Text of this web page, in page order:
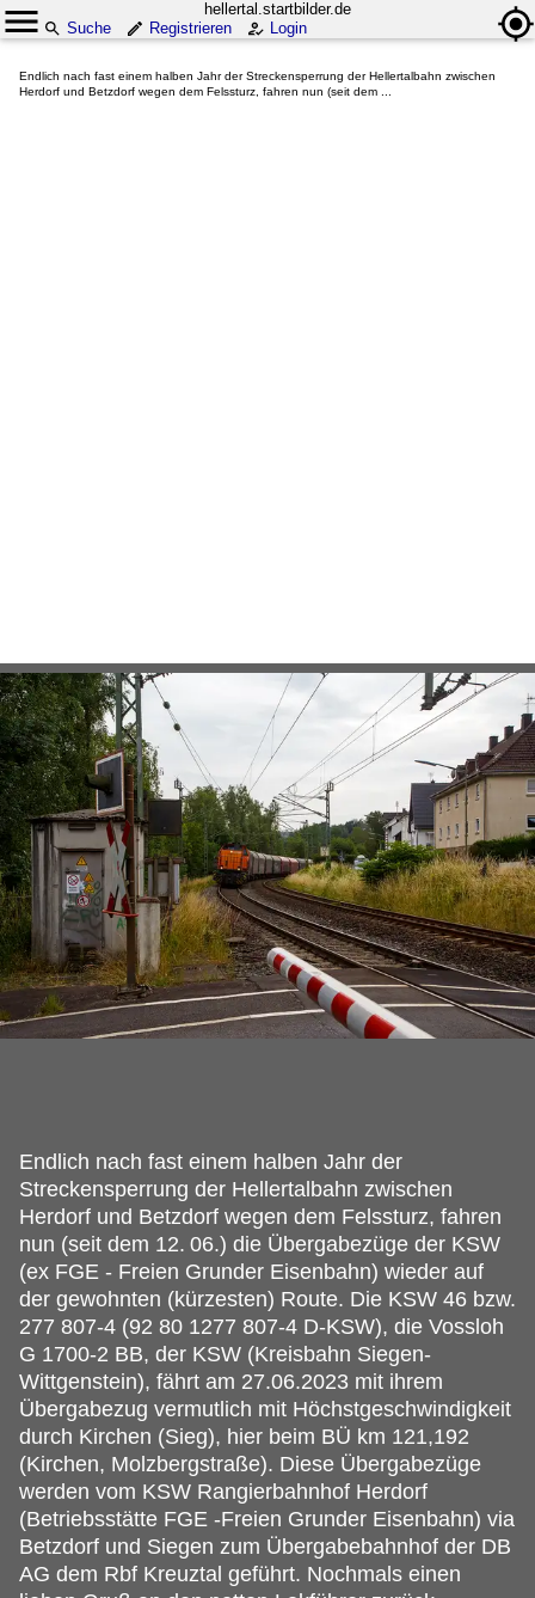
hellertal.startbilder.de
Suche
Registrieren Login
Endlich nach fast einem halben Jahr der Streckensperrung der Hellertalbahn zwischen
Herdorf und Betzdorf wegen dem Felssturz, fahren nun (seit dem ...
Endlich nach fast einem halben Jahr der
Streckensperrung der Hellertalbahn zwischen
Herdorf und Betzdorf wegen dem Felssturz, fahren
nun (seit dem 12. 06.) die Übergabezüge der KSW
(ex FGE - Freien Grunder Eisenbahn) wieder auf
der gewohnten (kürzesten) Route. Die KSW 46 bzw.
277 807-4 (92 80 1277 807-4 D-KSW), die Vossloh
G 1700-2 BB, der KSW (Kreisbahn Siegen-
Wittgenstein), fährt am 27.06.2023 mit ihrem
Übergabezug vermutlich mit Höchstgeschwindigkeit
durch Kirchen (Sieg), hier beim BÜ km 121,192
(Kirchen, Molzbergstraße). Diese Übergabezüge
werden vom KSW Rangierbahnhof Herdorf
(Betriebsstätte FGE -Freien Grunder Eisenbahn) via
Betzdorf und Siegen zum Übergabebahnhof der DB
AG dem Rbf Kreuztal geführt. Nochmals einen